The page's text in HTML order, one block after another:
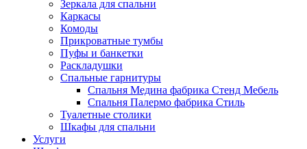
Зеркала для спальни
Каркасы
Комоды
Прикроватные тумбы
Пуфы и банкетки
Раскладушки
Спальные гарнитуры
Спальня Медина фабрика Стенд Мебель
Спальня Палермо фабрика Стиль
Туалетные столики
Шкафы для спальни
Услуги